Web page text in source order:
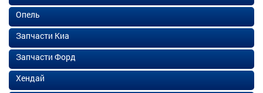
Опель
Запчасти Киа
Запчасти Форд
Хендай